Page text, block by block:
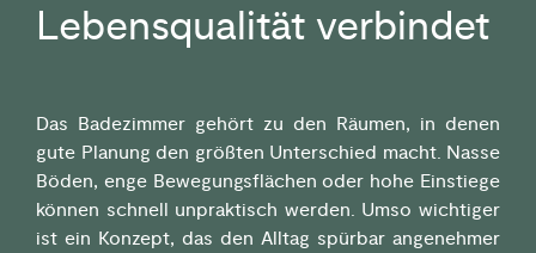
Lebensqualität verbindet
Das Badezimmer gehört zu den Räumen, in denen
gute Planung den größten Unterschied macht. Nasse
Böden, enge Bewegungsflächen oder hohe Einstiege
können schnell unpraktisch werden. Umso wichtiger
ist ein Konzept, das den Alltag spürbar angenehmer